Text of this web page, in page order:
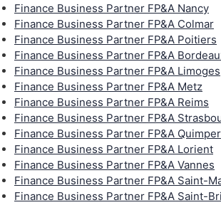
Finance Business Partner FP&A Nancy
Finance Business Partner FP&A Colmar
Finance Business Partner FP&A Poitiers
Finance Business Partner FP&A
Finance Business Partner FP&A Limoges
Finance Business Partner FP&A Metz
Finance Business Partner FP&A Reims
Finance Business Partner FP&A
Finance Business Partner FP&A Quimper
Finance Business Partner FP&A Lorient
Finance Business Partner FP&A Vannes
Finance Business Partner FP&A Saint-
Finance Business Partner FP&A Saint-